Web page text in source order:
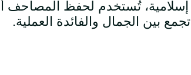
تُستخدم لحفظ المصاحف
بين الجمال والفائدة العملية.